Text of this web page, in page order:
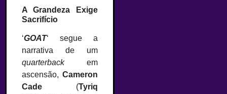
A Grandeza Exige
Sacrifício
‘GOAT‘ segue a
narrativa de um
quarterbackem
ascensão, Cameron
Cade (Tyriq